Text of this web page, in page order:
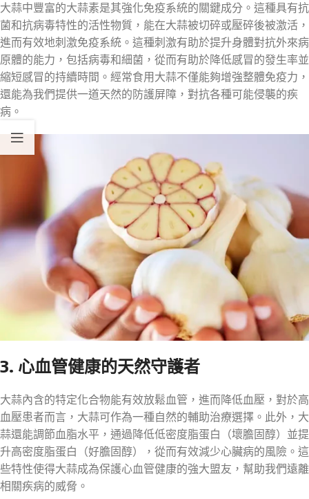
大蒜中豐富的大蒜素是其強化免疫系統的關鍵成分。這種具有抗
菌和抗病毒特性的活性物質，能在大蒜被切碎或壓碎後被激活，
進而有效地刺激免疫系統。這種刺激有助於提升身體對抗外來病
原體的能力，包括病毒和細菌，從而有助於降低感冒的發生率並
縮短感冒的持續時間。經常食用大蒜不僅能夠增強整體免疫力，
還能為我們提供一道天然的防護屏障，對抗各種可能侵襲的疾
病。
3. 心血管健康的天然守護者
大蒜內含的特定化合物能有效放鬆血管，進而降低血壓，對於高
血壓患者而言，大蒜可作為一種自然的輔助治療選擇。此外，大
蒜還能調節血脂水平，通過降低低密度脂蛋白（壞膽固醇）並提
升高密度脂蛋白（好膽固醇），從而有效減少心臟病的風險。這
些特性使得大蒜成為保護心血管健康的強大盟友，幫助我們遠離
相關疾病的威脅。